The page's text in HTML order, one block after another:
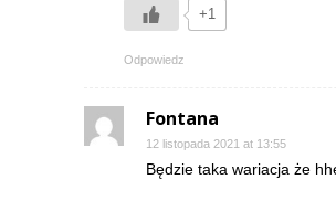
+1
Odpowiedz
Fontana
12 listopada 2021 at 13:55
Będzie taka wariacja że